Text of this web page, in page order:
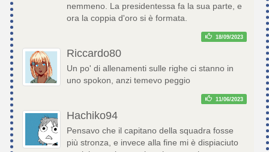
nemmeno. La presidentessa fa la sua parte, e
ora la coppia d'oro si è formata.
18/09/2023
Riccardo80
Un po' di allenamenti sulle righe ci stanno in
uno spokon, anzi temevo peggio
11/06/2023
Hachiko94
Pensavo che il capitano della squadra fosse
più stronza, e invece alla fine mi è dispiaciuto